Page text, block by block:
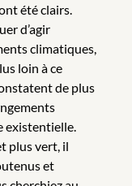
été clairs.
d’agir
climatiques,
loin à ce
de plus
existentielle.
plus vert, il
et